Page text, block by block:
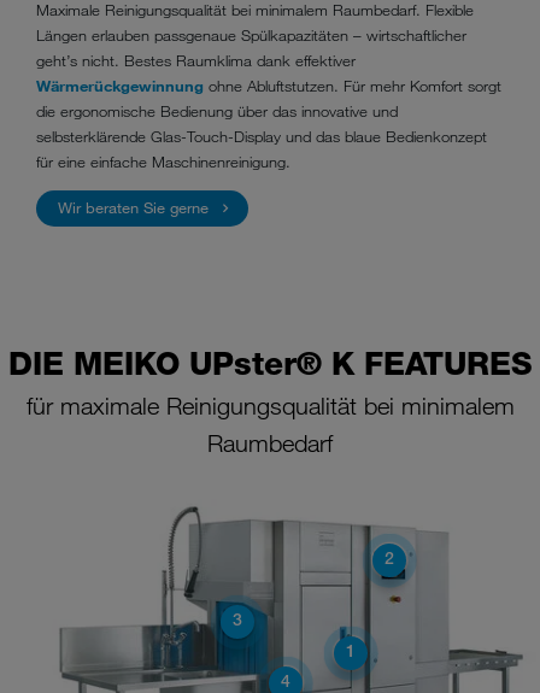
Maximale Reinigungsqualität bei minimalem Raumbedarf. Flexible
Längen erlauben passgenaue Spülkapazitäten – wirtschaftlicher
geht’s nicht. Bestes Raumklima dank effektiver
Wärmerückgewinnung ohne Abluftstutzen. Für mehr Komfort sorgt
die ergonomische Bedienung über das innovative und
selbsterklärende Glas-Touch-Display und das blaue Bedienkonzept
für eine einfache Maschinenreinigung.
Wir beraten Sie gerne
DIE MEIKO UPster® K FEATURES
für maximale Reinigungsqualität bei minimalem
Raumbedarf
1
2
3
4